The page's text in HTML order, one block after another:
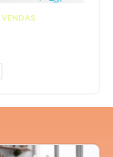
VENDAS